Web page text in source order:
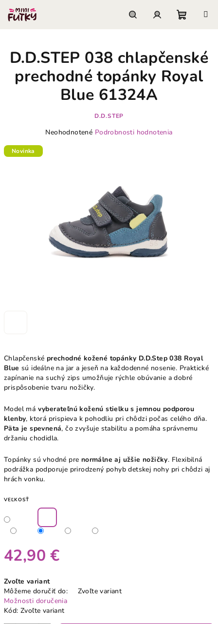
obsah
košík
Chlapčenské prechodné kožené topánky D.D.Step 038 Royal
Blue sú ideálne na jar a jeseň na každodenné nosenie. Praktické
zapínanie na suchý zips umožňuje rýchle obúvanie a dobré
prispôsobenie tvaru nožičky.
Model má vyberateľnú koženú stielku s jemnou podporou
klenby, ktorá prispieva k pohodliu pri chôdzi počas celého dňa.
Päta je spevnená, čo zvyšuje stabilitu a pomáha správnemu
držaniu chodidla.
Topánky sú vhodné pre normálne aj užšie nožičky. Flexibilná
podrážka podporuje prirodzený pohyb detskej nohy pri chôdzi aj
hrách vonku.
VEĽKOSŤ
42,90 €
cena:
Zvoľte variant
Môžeme doručiť do:
Zvoľte variant
Možnosti doručenia
Kód: Zvoľte variant
D.D.STEP 038 chlapčenské
prechodné topánky Royal
Blue 61324A
D.D.STEP
Priemerné
Neohodnotené Podrobnosti hodnotenia
Novinka